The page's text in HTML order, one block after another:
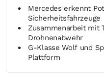
Mercedes erkennt
Sicherheitsfahrzeuge
Zusammenarbeit mit
Drohnenabwehr
G-Klasse Wolf und
Plattform